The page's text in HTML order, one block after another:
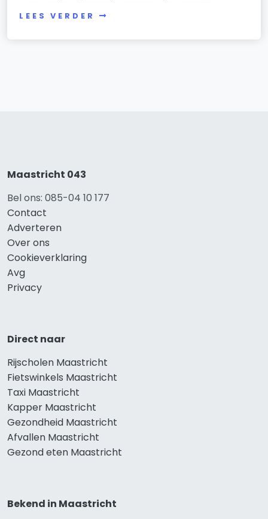
LEES VERDER
Maastricht 043
Bel ons: 085-04 10 177
Contact
Adverteren
Over ons
Cookieverklaring
Avg
Privacy
Direct naar
Rijscholen Maastricht
Fietswinkels Maastricht
Taxi Maastricht
Kapper Maastricht
Gezondheid Maastricht
Afvallen Maastricht
Gezond eten Maastricht
Bekend in Maastricht